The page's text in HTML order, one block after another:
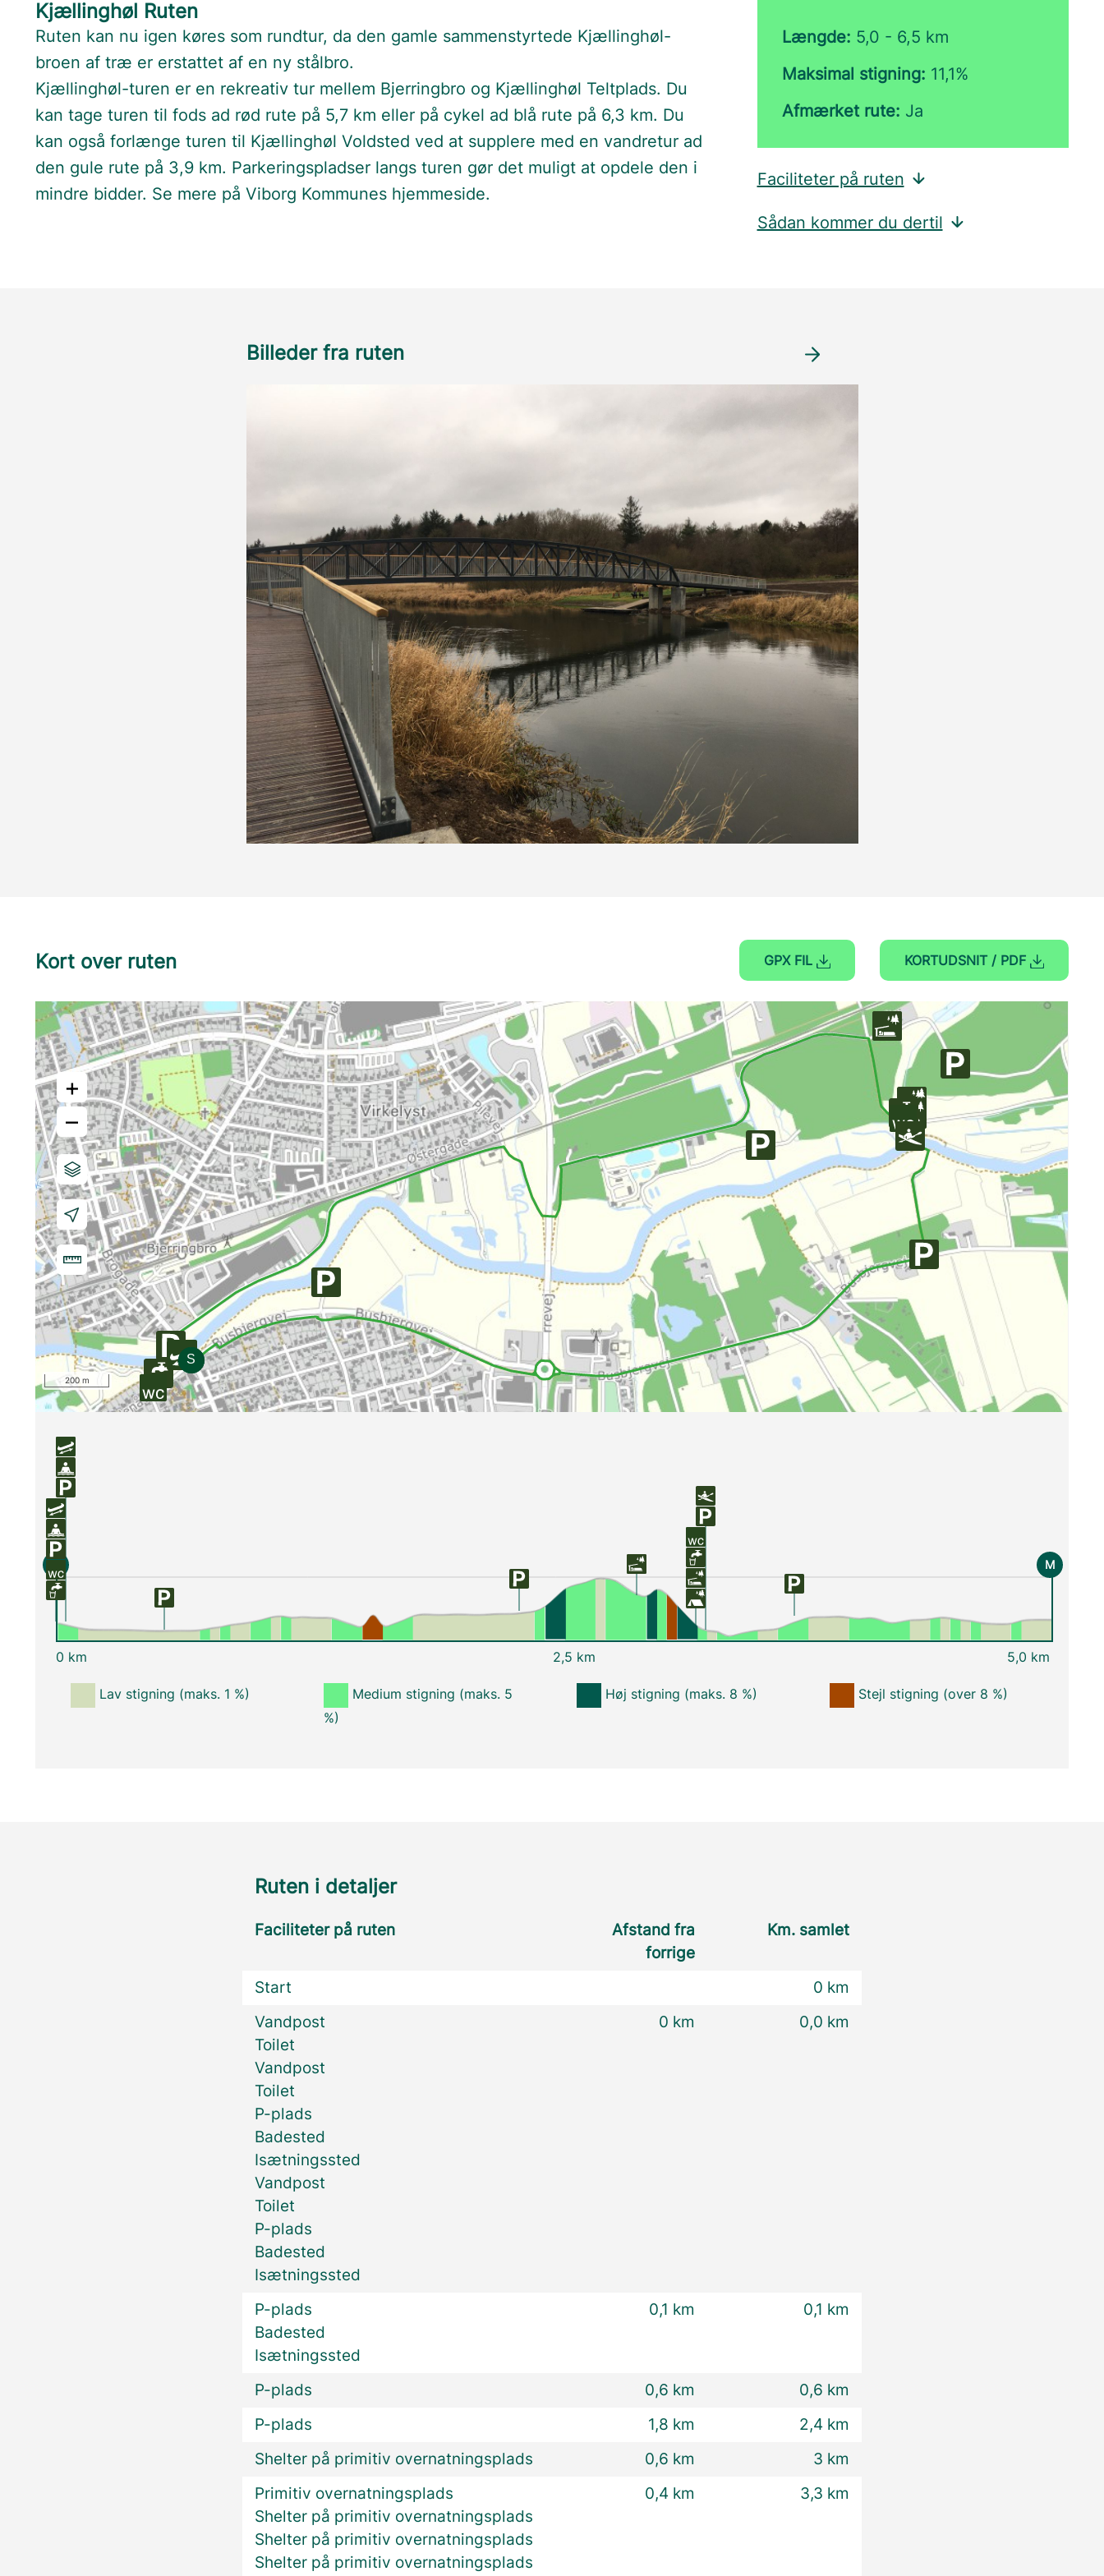
Kjællinghøl Ruten
Ruten kan nu igen køres som rundtur, da den gamle sammenstyrtede Kjællinghøl-
broen af træ er erstattet af en ny stålbro.
Kjællinghøl-turen er en rekreativ tur mellem Bjerringbro og Kjællinghøl Teltplads. Du
kan tage turen til fods ad rød rute på 5,7 km eller på cykel ad blå rute på 6,3 km. Du
kan også forlænge turen til Kjællinghøl Voldsted ved at supplere med en vandretur ad
den gule rute på 3,9 km. Parkeringspladser langs turen gør det muligt at opdele den i
mindre bidder. Se mere på Viborg Kommunes hjemmeside.
Længde: 5,0 - 6,5 km
Maksimal stigning: 11,1%
Afmærket rute: Ja
Faciliteter på ruten
Sådan kommer du dertil
Billeder fra ruten
Kort over ruten GPX FIL KORTUDSNIT / PDF
+
–
200 m
S M
0 km 2,5 km 5,0 km
Lav stigning (maks. 1 %)
Medium stigning (maks. 5
%)
Høj stigning (maks. 8 %) Stejl stigning (over 8 %)
Ruten i detaljer
Faciliteter på ruten
Afstand fra
forrige
Km. samlet
Start
0 km
Vandpost
Toilet
Vandpost
Toilet
P-plads
Badested
Isætningssted
Vandpost
Toilet
P-plads
Badested
Isætningssted
0 km 0,0 km
P-plads
Badested
Isætningssted
0,1 km 0,1 km
P-plads 0,6 km
0,6 km
P-plads
1,8 km
2,4 km
Shelter på primitiv overnatningsplads
0,6 km
3 km
Primitiv overnatningsplads
Shelter på primitiv overnatningsplads
Shelter på primitiv overnatningsplads
Shelter på primitiv overnatningsplads
0,4 km 3,3 km